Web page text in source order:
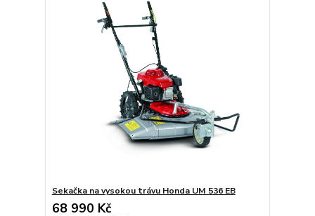
Sekačka na vysokou trávu Honda UM 536 EB
68 990 Kč